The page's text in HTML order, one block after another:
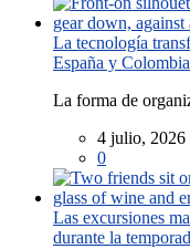
La tecnología
España y Colombia
La forma de
4 julio, 2026
0
Las excursiones
durante la